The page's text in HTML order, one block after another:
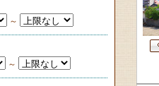
～
～